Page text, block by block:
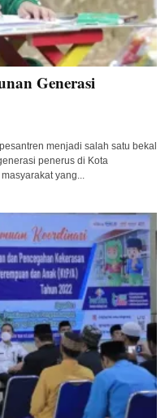
Generasi
menjadi salah satu bekal
penerus di Kota
yang...